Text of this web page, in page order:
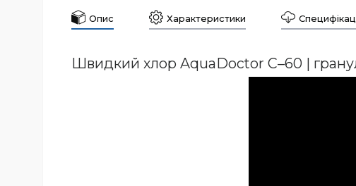
Опис Характеристики
Швидкий хлор AquaDoctor C–60 |